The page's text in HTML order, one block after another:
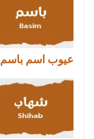
عيوب اسم باسم